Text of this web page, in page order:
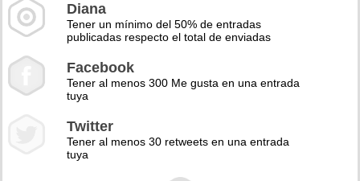
Diana
Tener un mínimo del 50% de entradas
publicadas respecto el total de enviadas
Facebook
Tener al menos 300 Me gusta en una entrada
tuya
Twitter
Tener al menos 30 retweets en una entrada
tuya